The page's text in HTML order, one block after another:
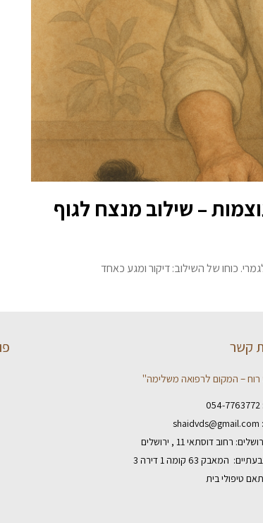
– שילוב מנצח לגוף
כוחו של השילוב: דיקור ומגע כאחד
קשר
– המקום לרפואה משלימה"
054-7763772
shaidvds@gmail.com
רחוב דוסתאי 11 , ירושלים
המאבק 63 קומה 1 דירה 3
טיפולי בית